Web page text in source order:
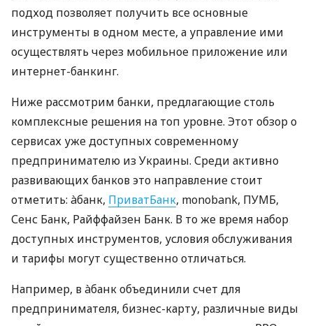
подход позволяет получить все основные
инструменты в одном месте, а управление ими
осуществлять через мобильное приложение или
интернет-банкинг.
Ниже рассмотрим банки, предлагающие столь
комплексные решения на топ уровне. Этот обзор о
сервисах уже доступных современному
предпринимателю из Украины. Среди активно
развивающих банков это направление стоит
отметить: àбанк, ПриватБанк, monobank, ПУМБ,
Сенс Банк, Райффайзен Банк. В то же время набор
доступных инструментов, условия обслуживания
и тарифы могут существенно отличаться.
Например, в àбанк объединили счет для
предпринимателя, бизнес-карту, различные виды